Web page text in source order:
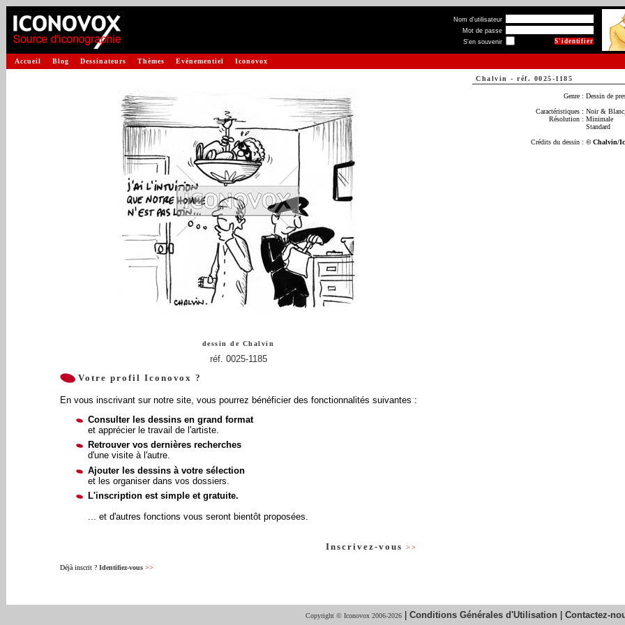
Nom d'utilisateur
Mot de passe
S'en souvenir
Accueil Blog Dessinateurs Thèmes Evénementiel Iconovox
dessin de Chalvin
réf. 0025-1185
Votre profil Iconovox ?
En vous inscrivant sur notre site, vous pourrez bénéficier des fonctionnalités suivantes :
Consulter les dessins en grand format
et apprécier le travail de l'artiste.
Retrouver vos dernières recherches
d'une visite à l'autre.
Ajouter les dessins à votre sélection
et les organiser dans vos dossiers.
L'inscription est simple et gratuite.
... et d'autres fonctions vous seront bientôt proposées.
Inscrivez-vous >>
Déjà inscrit ? Identifiez-vous >>
Chalvin - réf. 0025-1185
Genre : Dessin de
Caractéristiques : Noir &
Résolution : Minimale
Standard
Crédits du dessin : © Chalvin/
Copyright © Iconovox 2006-2026 | Conditions Générales d'Utilisation | Contactez-